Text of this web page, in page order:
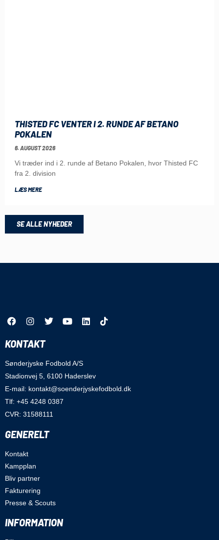
THISTED FC VENTER I 2. RUNDE AF BETANO
POKALEN
6. AUGUST 2026
Vi træder ind i 2. runde af Betano Pokalen, hvor Thisted FC
fra 2. division
LÆS MERE
SE ALLE NYHEDER
KONTAKT
Sønderjyske Fodbold A/S
Stadionvej 5, 6100 Haderslev
E-mail: kontakt@soenderjyskefodbold.dk
Tlf: +45 4248 0387
CVR: 31588111
GENERELT
Kontakt
Kampplan
Bliv partner
Fakturering
Presse & Scouts
INFORMATION